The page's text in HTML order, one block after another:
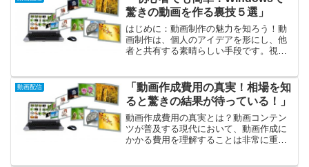
悩ませることも少なく...
驚きの動画を作る裏技５選」
はじめに：動画制作の魅力を知ろう！動
画制作は、個人のアイデアを形にし、他
者と共有する素晴らしい手段です。視覚
す。特に、Windowsを使用する初心者に
とって、動画制作は手...
動画配信
「動画作成費用の真実！相場を知
ると驚きの結果が待っている！」
動画作成費用の真実とは？動画コンテン
ツが普及する現代において、動画作成に
かかる費用を理解することは非常に重要